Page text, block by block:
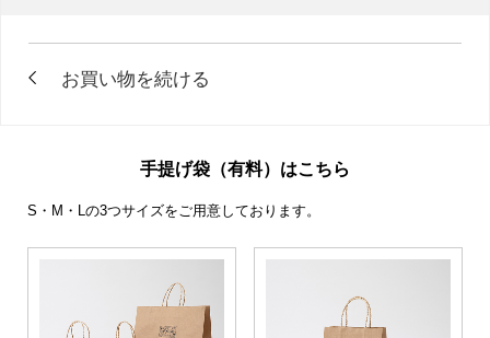
手提げ袋（有料）はこちら
S・M・Lの3つサイズをご用意しております。